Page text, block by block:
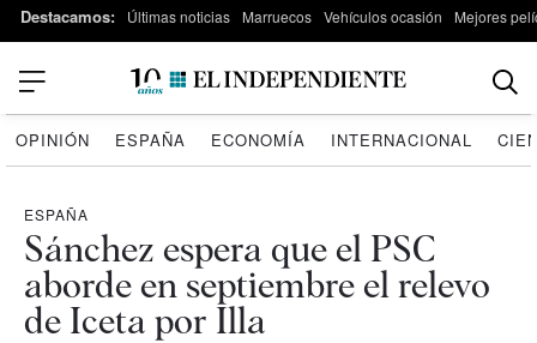
Destacamos: Últimas noticias Marruecos Vehículos ocasión Mejores
OPINIÓN ESPAÑA ECONOMÍA INTERNACIONAL
ESPAÑA
Sánchez espera que el PSC
aborde en septiembre el relevo
de Iceta por Illa